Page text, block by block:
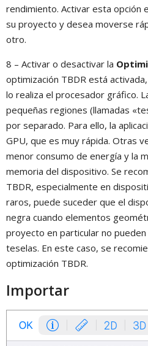
rendimiento. Activar esta opción
su proyecto y desea moverse
otro.
8 – Activar o desactivar la
optimización TBDR está
lo realiza el procesador gráfico.
pequeñas regiones (llamadas
por separado. Para ello, la
GPU, que es muy rápida. Otras
menor consumo de energía y la
memoria del dispositivo. Se
TBDR, especialmente en
raros, puede suceder que el
negra cuando elementos
proyecto en particular no
teselas. En este caso, se
optimización TBDR.
Importar